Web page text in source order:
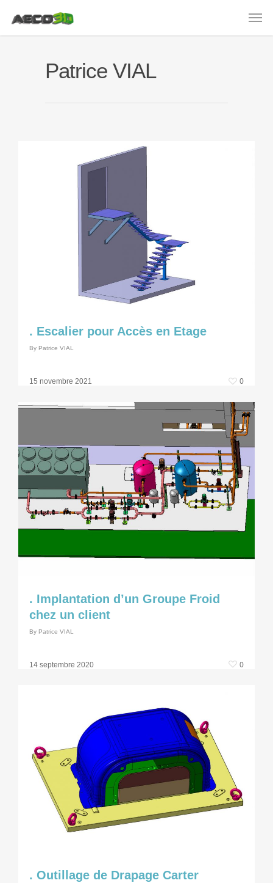
Patrice VIAL
. Escalier pour Accès en Etage
By Patrice VIAL
15 novembre 2021 0
. Implantation d’un Groupe Froid
chez un client
By Patrice VIAL
14 septembre 2020 0
. Outillage de Drapage Carter